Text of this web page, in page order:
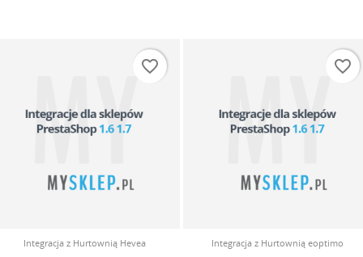
Integracja z Hurtownią Hevea
favorite_border
Integracja z Hurtownią eoptimo
favorite_border